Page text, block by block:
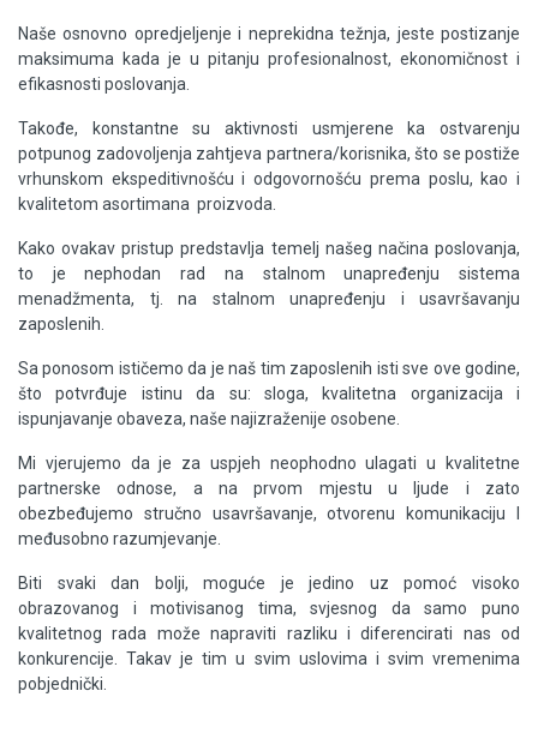
Vijčana roba
Naše osnovno opredjeljenje i neprekidna težnja, jeste postizanje
maksimuma kada je u pitanju profesionalnost, ekonomičnost i
efikasnosti poslovanja.
Takođe, konstantne su aktivnosti usmjerene ka ostvarenju
potpunog zadovoljenja zahtjeva partnera/korisnika, što se postiže
vrhunskom ekspeditivnošću i odgovornošću prema poslu, kao i
kvalitetom asortimana proizvoda.
Kako ovakav pristup predstavlja temelj našeg načina poslovanja,
to je nephodan rad na stalnom unapređenju sistema
menadžmenta, tj. na stalnom unapređenju i usavršavanju
zaposlenih.
Sa ponosom ističemo da je naš tim zaposlenih isti sve ove godine,
što potvrđuje istinu da su: sloga, kvalitetna organizacija i
ispunjavanje obaveza, naše najizraženije osobene.
Mi vjerujemo da je za uspjeh neophodno ulagati u kvalitetne
partnerske odnose, a na prvom mjestu u ljude i zato
obezbeđujemo stručno usavršavanje, otvorenu komunikaciju I
međusobno razumjevanje.
Biti svaki dan bolji, moguće je jedino uz pomoć visoko
obrazovanog i motivisanog tima, svjesnog da samo puno
kvalitetnog rada može napraviti razliku i diferencirati nas od
konkurencije. Takav je tim u svim uslovima i svim vremenima
pobjednički.